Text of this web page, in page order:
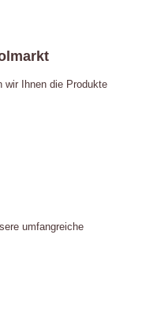
wir Ihnen die Produkte
umfangreiche